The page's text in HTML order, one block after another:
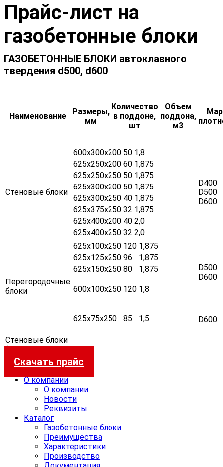
Прайс-лист на
газобетонные блоки
ГАЗОБЕТОННЫЕ БЛОКИ автоклавного
твердения d500, d600
Наименование
Размеры,
мм
Количество
в поддоне,
шт
Объем
поддона,
м3
Стеновые блоки
600х300х200 50 1,8
625х250х200 60 1,875
625х250х250 50 1,875
625х300х200 50 1,875
625х300х250 40 1,875
625х375х250 32 1,875
625х400х200 40 2,0
625х400х250 32 2,0
D400
D500
D600
Перегородочные
блоки
625х100х250 120 1,875
625х125х250 96
1,875
625х150х250 80 1,875
600х100х250 120 1,8
625х75х250 85 1,5
D500
D600
D600
Стеновые блоки
Скачать прайс
О компании
О компании
Новости
Реквизиты
Каталог
Газобетонные блоки
Преимущества
Характеристики
Производство